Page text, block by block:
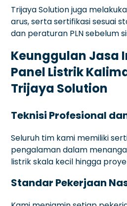
Trijaya Solution juga
arus, serta sertifikasi sesuai
dan peraturan PLN sebelum
Keunggulan Jasa
Panel Listrik
Trijaya Solution
Teknisi Profesional
Seluruh tim kami memiliki
pengalaman dalam
listrik skala kecil hingga
Standar Pekerjaan